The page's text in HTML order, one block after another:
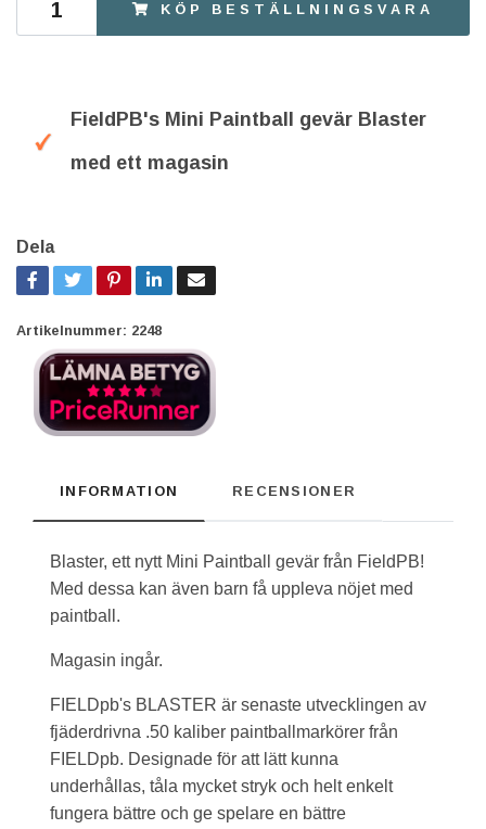
KÖP BESTÄLLNINGSVARA
FieldPB's Mini Paintball gevär Blaster
med ett magasin
Dela
Artikelnummer: 2248
INFORMATION RECENSIONER
Blaster, ett nytt Mini Paintball gevär från FieldPB!
Med dessa kan även barn få uppleva nöjet med
paintball.
Magasin ingår.
FIELDpb's BLASTER är senaste utvecklingen av
fjäderdrivna .50 kaliber paintballmarkörer från
FIELDpb. Designade för att lätt kunna
underhållas, tåla mycket stryk och helt enkelt
fungera bättre och ge spelare en bättre